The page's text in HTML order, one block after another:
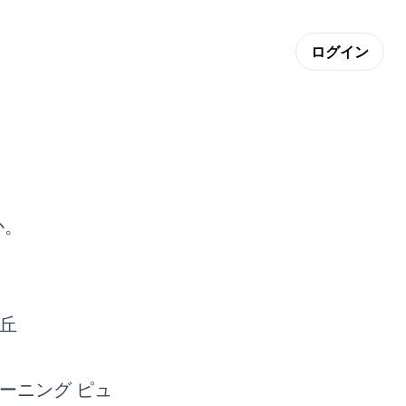
ログイン
ニング ピュ